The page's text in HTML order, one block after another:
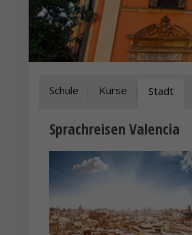
Schule Kurse Stadt
Sprachreisen Valencia